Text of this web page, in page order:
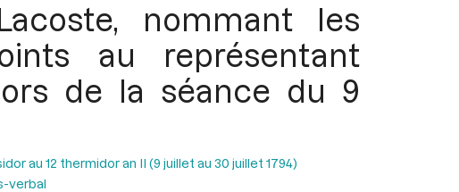
nommant les
au représentant
de la séance du 9
au 12 thermidor an II (9 juillet au 30 juillet 1794)
verbal